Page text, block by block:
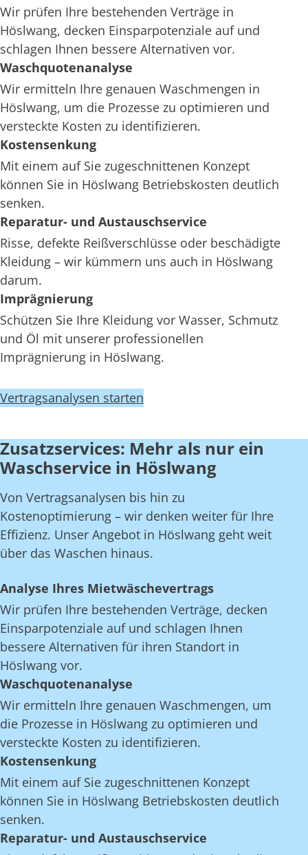
Wir prüfen Ihre bestehenden Verträge in
Höslwang, decken Einsparpotenziale auf und
schlagen Ihnen bessere Alternativen vor.
Waschquotenanalyse
Wir ermitteln Ihre genauen Waschmengen in
Höslwang, um die Prozesse zu optimieren und
versteckte Kosten zu identifizieren.
Kostensenkung
Mit einem auf Sie zugeschnittenen Konzept
können Sie in Höslwang Betriebskosten deutlich
senken.
Reparatur- und Austauschservice
Risse, defekte Reißverschlüsse oder beschädigte
Kleidung – wir kümmern uns auch in Höslwang
darum.
Imprägnierung
Schützen Sie Ihre Kleidung vor Wasser, Schmutz
und Öl mit unserer professionellen
Imprägnierung in Höslwang.
Vertragsanalysen starten
Zusatzservices: Mehr als nur ein
Waschservice in Höslwang
Von Vertragsanalysen bis hin zu
Kostenoptimierung – wir denken weiter für Ihre
Effizienz. Unser Angebot in Höslwang geht weit
über das Waschen hinaus.
Analyse Ihres Mietwäschevertrags
Wir prüfen Ihre bestehenden Verträge, decken
Einsparpotenziale auf und schlagen Ihnen
bessere Alternativen für ihren Standort in
Höslwang vor.
Waschquotenanalyse
Wir ermitteln Ihre genauen Waschmengen, um
die Prozesse in Höslwang zu optimieren und
versteckte Kosten zu identifizieren.
Kostensenkung
Mit einem auf Sie zugeschnittenen Konzept
können Sie in Höslwang Betriebskosten deutlich
senken.
Reparatur- und Austauschservice